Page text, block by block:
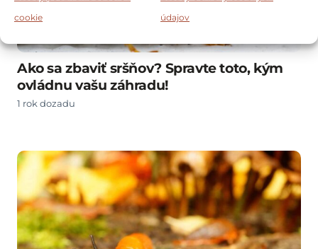
cookie
údajov
Ako sa zbaviť sršňov? Spravte toto, kým
ovládnu vašu záhradu!
1 rok dozadu